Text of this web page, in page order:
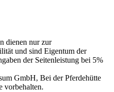
dienen nur zur
und sind Eigentum der
der Seitenleistung bei 5%
GmbH, Bei der Pferdehütte
vorbehalten.